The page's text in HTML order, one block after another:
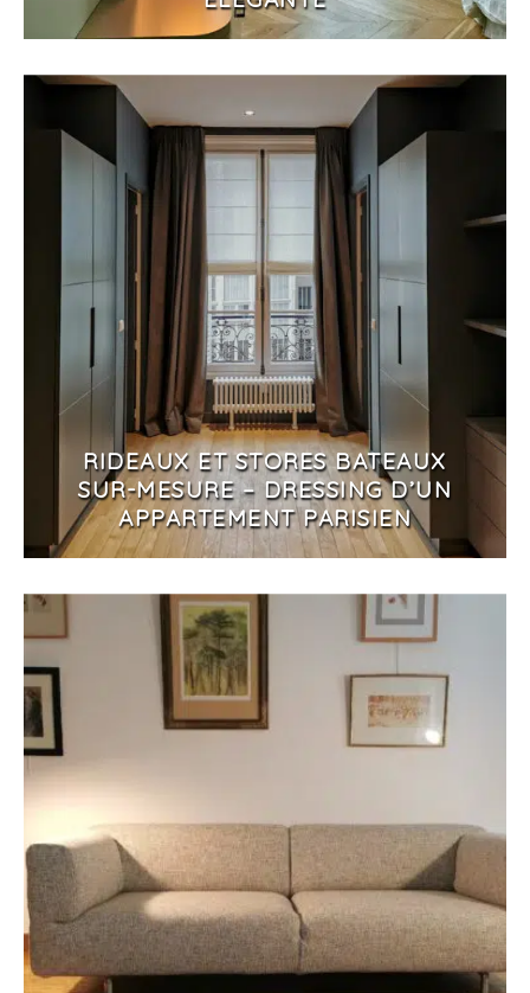
RIDEAUX ET STORES BATEAUX
SUR-MESURE – DRESSING D’UN
APPARTEMENT PARISIEN